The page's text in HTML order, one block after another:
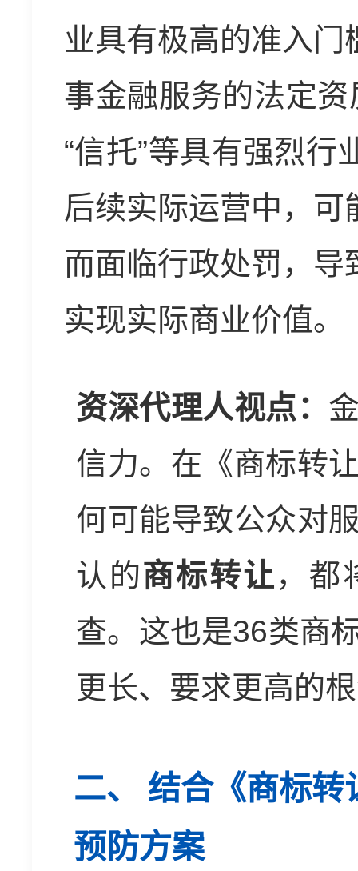
业具有极高的准入
事金融服务的法定资
“信托”等具有强烈
后续实际运营中，
而面临行政处罚，导
实现实际商业价值。
资深代理人视点：
信力。在《商标转
何可能导致公众对
认的商标转让，都
查。这也是36类商
更长、要求更高的
二、 结合《商标
预防方案